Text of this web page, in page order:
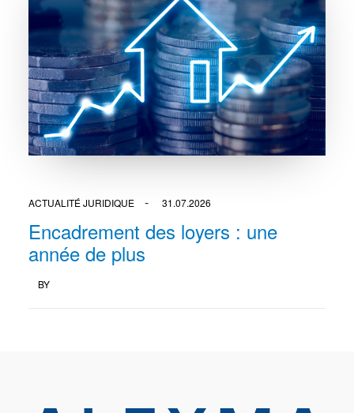
ACTUALITÉ JURIDIQUE 31.07.2026
Encadrement des loyers : une
année de plus
BY